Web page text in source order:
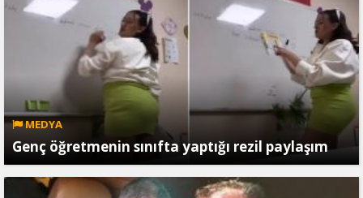
MEDYA
Genç öğretmenin sınıfta yaptığı rezil paylaşım